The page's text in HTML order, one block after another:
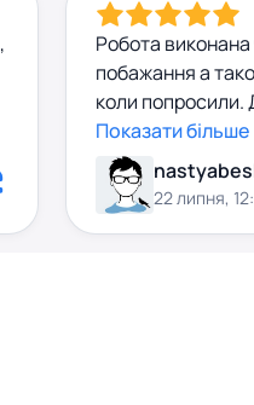
Робота
побажання а
коли
звертатися ще
Показати більше
22 липня,